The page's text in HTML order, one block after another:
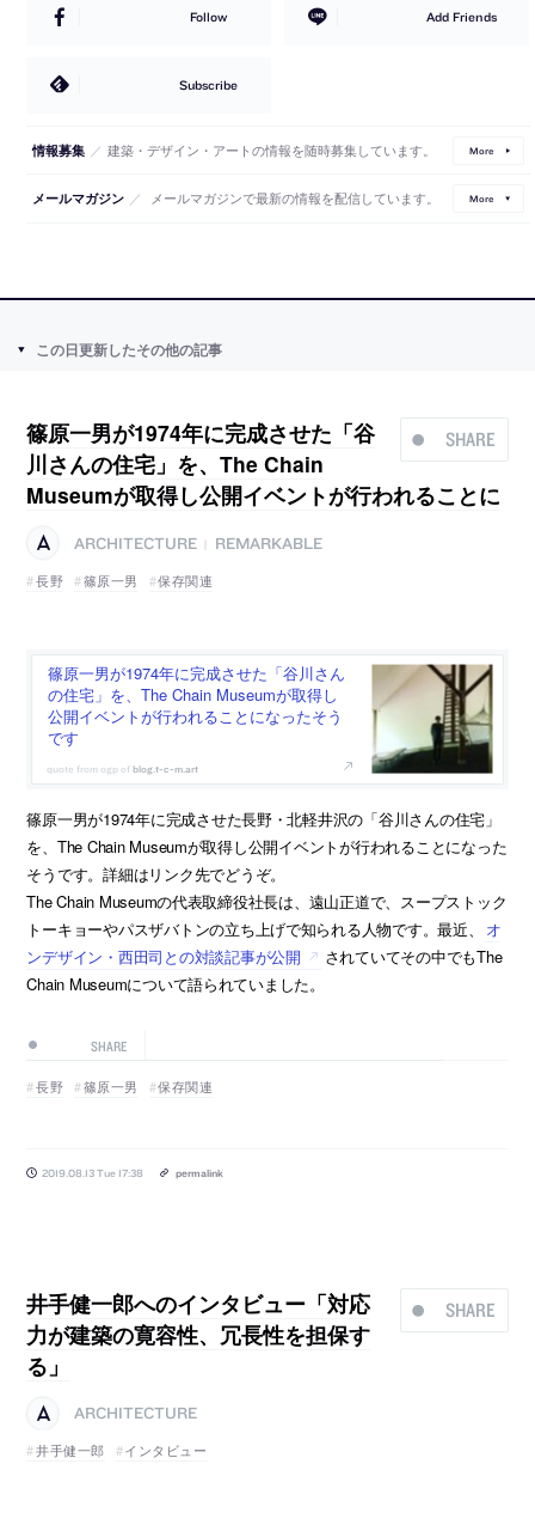
Follow Add Friends
Subscribe
情報募集 ／ 建築・デザイン・アートの情報を随時募集しています。 More
メールマガジン ／ メールマガジンで最新の情報を配信しています。 More
この日更新したその他の記事
SHARE
篠原一男が1974年に完成させた「谷
川さんの住宅」を、The Chain
Museumが取得し公開イベントが行われることに
ARCHITECTURE
REMARKABLE
長野
篠原一男 保存関連
篠原一男が1974年に完成させた「谷川さん
の住宅」を、The Chain Museumが取得し
公開イベントが行われることになったそう
です
blog.t-c-m.art
篠原一男が1974年に完成させた長野・北軽井沢の「谷川さんの住宅」
を、The Chain Museumが取得し公開イベントが行われることになった
そうです。詳細はリンク先でどうぞ。
The Chain Museumの代表取締役社長は、遠山正道で、スープストック
トーキョーやパスザバトンの立ち上げで知られる人物です。最近、
オ
ンデザイン・西田司との対談記事が公開
されていてその中でもThe
Chain Museumについて語られていました。
SHARE
長野 篠原一男 保存関連
2019.08.13 Tue 17:38 permalink
SHARE
井手健一郎へのインタビュー「対応
力が建築の寛容性、冗長性を担保す
る」
ARCHITECTURE
井手健一郎
インタビュー